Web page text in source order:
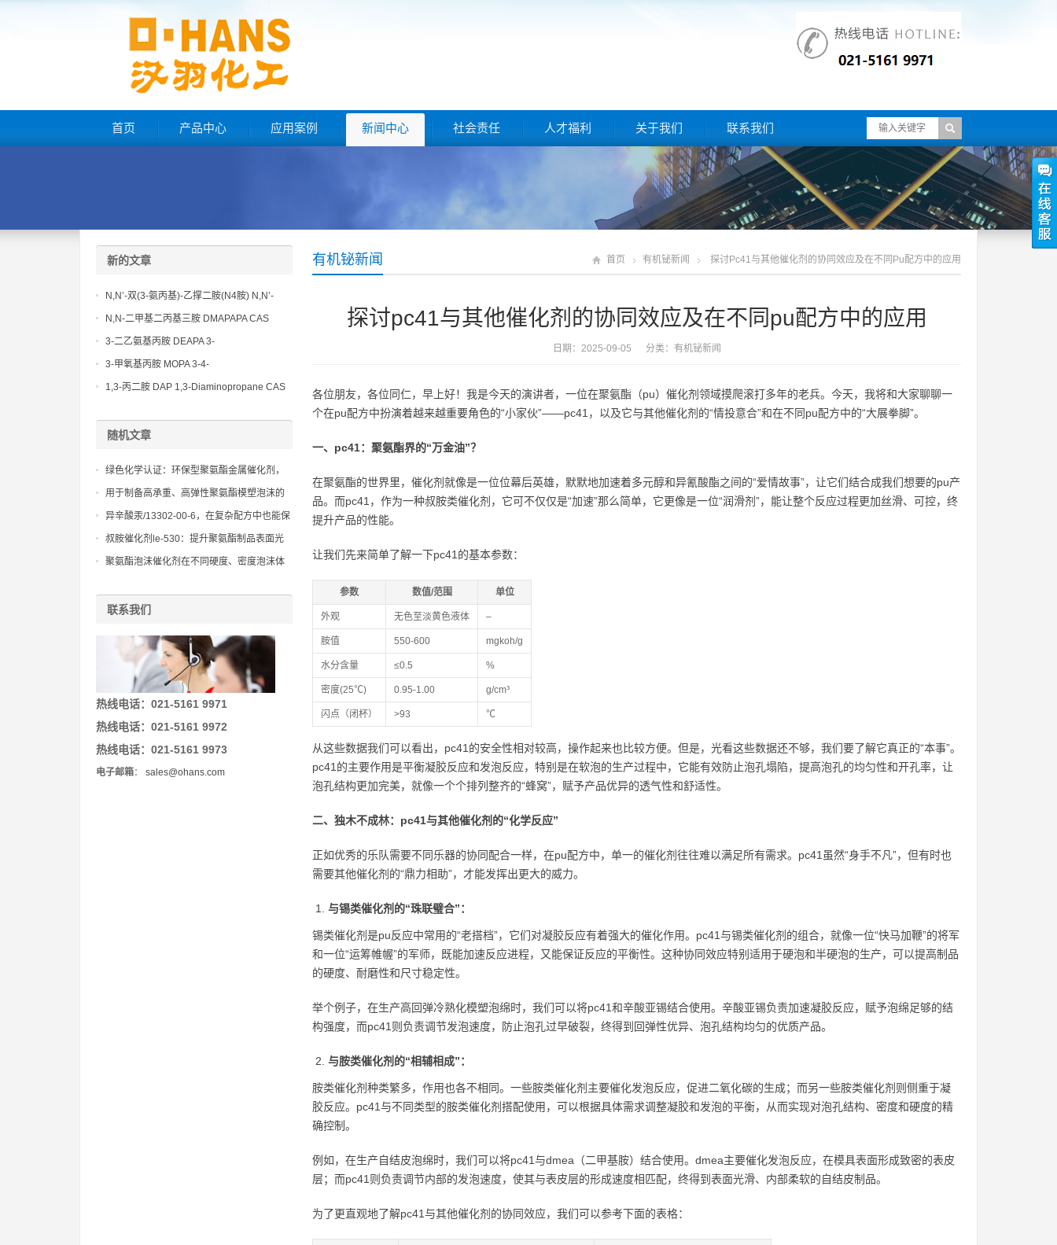
首页 产品中心 应用案例 新闻中心 社会责任 人才福利 关于我们 联系我们
有机铋新闻 首页 有机铋新闻 探讨pc41与其他催化剂的协同效应及在不同pu配方中的应用
探讨pc41与其他催化剂的协同效应及在不同pu配方中的应用
日期：2025-09-05 分类： 有机铋新闻
各位朋友，各位同仁，早上好！我是今天的演讲者，一位在聚氨酯（pu）催化剂领域摸爬滚打多年的老兵。今天，我将和大家聊聊一
个在pu配方中扮演着越来越重要角色的“小家伙”——pc41，以及它与其他催化剂的“情投意合”和在不同pu配方中的“大展拳脚”。
一、pc41：聚氨酯界的“万金油”？
在聚氨酯的世界里，催化剂就像是一位位幕后英雄，默默地加速着多元醇和异氰酸酯之间的“爱情故事”，让它们结合成我们想要的pu产
品。而pc41，作为一种叔胺类催化剂，它可不仅仅是“加速”那么简单，它更像是一位“润滑剂”，能让整个反应过程更加丝滑、可控，终
提升产品的性能。
让我们先来简单了解一下pc41的基本参数：
参数 数值/范围 单位
外观 无色至淡黄色液体 –
胺值 550-600 mgkoh/g
水分含量 ≤0.5 %
密度(25℃) 0.95-1.00 g/cm³
闪点（闭杯） >93 ℃
从这些数据我们可以看出，pc41的安全性相对较高，操作起来也比较方便。但是，光看这些数据还不够，我们要了解它真正的“本事”。
pc41的主要作用是平衡凝胶反应和发泡反应，特别是在软泡的生产过程中，它能有效防止泡孔塌陷，提高泡孔的均匀性和开孔率，让
泡孔结构更加完美，就像一个个排列整齐的“蜂窝”，赋予产品优异的透气性和舒适性。
二、独木不成林：pc41与其他催化剂的“化学反应”
正如优秀的乐队需要不同乐器的协同配合一样，在pu配方中，单一的催化剂往往难以满足所有需求。pc41虽然“身手不凡”，但有时也
需要其他催化剂的“鼎力相助”，才能发挥出更大的威力。
与锡类催化剂的“珠联璧合”：
锡类催化剂是pu反应中常用的“老搭档”，它们对凝胶反应有着强大的催化作用。pc41与锡类催化剂的组合，就像一位“快马加鞭”的将军
和一位“运筹帷幄”的军师，既能加速反应进程，又能保证反应的平衡性。这种协同效应特别适用于硬泡和半硬泡的生产，可以提高制品
的硬度、耐磨性和尺寸稳定性。
举个例子，在生产高回弹冷熟化模塑泡绵时，我们可以将pc41和辛酸亚锡结合使用。辛酸亚锡负责加速凝胶反应，赋予泡绵足够的结
构强度，而pc41则负责调节发泡速度，防止泡孔过早破裂，终得到回弹性优异、泡孔结构均匀的优质产品。
与胺类催化剂的“相辅相成”：
胺类催化剂种类繁多，作用也各不相同。一些胺类催化剂主要催化发泡反应，促进二氧化碳的生成；而另一些胺类催化剂则侧重于凝
胶反应。pc41与不同类型的胺类催化剂搭配使用，可以根据具体需求调整凝胶和发泡的平衡，从而实现对泡孔结构、密度和硬度的精
确控制。
例如，在生产自结皮泡绵时，我们可以将pc41与dmea（二甲基胺）结合使用。dmea主要催化发泡反应，在模具表面形成致密的表皮
层；而pc41则负责调节内部的发泡速度，使其与表皮层的形成速度相匹配，终得到表面光滑、内部柔软的自结皮制品。
为了更直观地了解pc41与其他催化剂的协同效应，我们可以参考下面的表格：
新的文章
N,N’-双(3-氨丙基)-乙撑二胺(N4胺) N,N’-
Bis(3-aminopropyl)-ethylenediamine CAS
No10563-26-5
N,N-二甲基二丙基三胺 DMAPAPA CAS
No10563-29-8
3-二乙氨基丙胺 DEAPA 3-
(Diethylamino)propylamine CAS No 104-
3-甲氧基丙胺 MOPA 3-4-
Methoxypropylamine CAS No 5332-73-0
1,3-丙二胺 DAP 1,3-Diaminopropane CAS
随机文章
绿色化学认证：环保型聚氨酯金属催化剂，
助力企业实现可持续发展目标
用于制备高承重、高弹性聚氨酯模塑泡沫的
胺催化剂bl11
异辛酸汞/13302-00-6，在复杂配方中也能保
持稳定的催化性能，确保产品质量
叔胺催化剂le-530：提升聚氨酯制品表面光
滑度和美观度的方法
聚氨酯泡沫催化剂在不同硬度、密度泡沫体
联系我们
热线电话：021-5161 9971
热线电话：021-5161 9972
热线电话：021-5161 9973
电子邮箱： sales@ohans.com